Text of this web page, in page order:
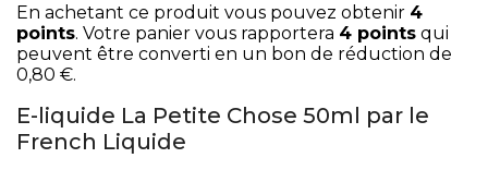
En achetant ce produit vous pouvez obtenir 4
points. Votre panier vous rapportera 4 points qui
peuvent être converti en un bon de réduction de
0,80 €.
E-liquide La Petite Chose 50ml par le
French Liquide